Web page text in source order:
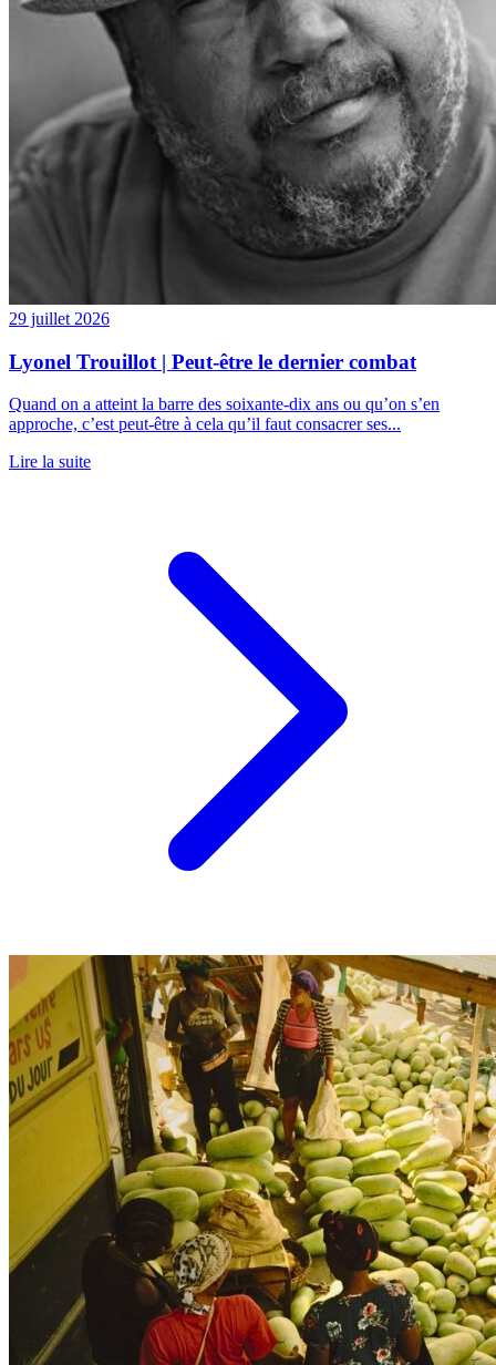
29 juillet 2026
Lyonel Trouillot | Peut-être le dernier combat
Quand on a atteint la barre des soixante-dix ans ou qu’on s’en
approche, c’est peut-être à cela qu’il faut consacrer ses...
Lire la suite